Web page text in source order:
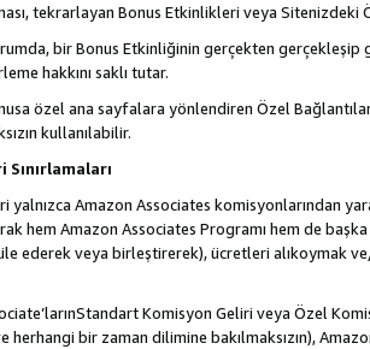
tekrarlayan Bonus Etkinlikleri veya
bir Bonus Etkinliğinin gerçekten gerçekleşip
hakkını saklı tutar.
özel ana sayfalara yönlendiren Özel
kullanılabilir.
Amazon Associates komisyonlarından
hem Amazon Associates Programı hem de
ederek veya birleştirerek), ücretleri alıkoymak
Komisyon Geliri veya Özel
herhangi bir zaman dilimine bakılmaksızın),